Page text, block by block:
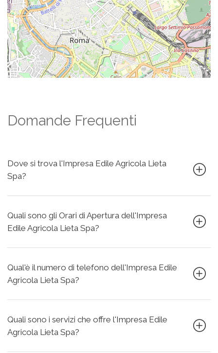
Domande Frequenti
Dove si trova l'Impresa Edile Agricola Lieta
Spa?
Quali sono gli Orari di Apertura dell'Impresa
Edile Agricola Lieta Spa?
Qual'è il numero di telefono dell'Impresa Edile
Agricola Lieta Spa?
Quali sono i servizi che offre l'Impresa Edile
Agricola Lieta Spa?